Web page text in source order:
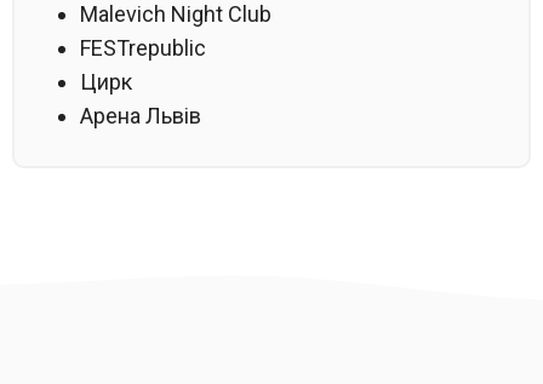
Malevich Night Club
FESTrepublic
Цирк
Арена Львів